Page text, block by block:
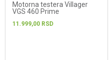
Motorna testera Villager
VGS 460 Prime
11.999,00 RSD